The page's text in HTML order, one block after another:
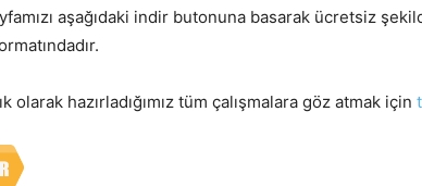
aşağıdaki indir butonuna basarak ücretsiz
olarak hazırladığımız tüm çalışmalara göz atmak için